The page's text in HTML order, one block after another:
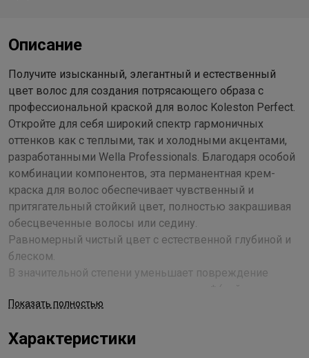
Описание
Получите изысканный, элегантный и естественный
цвет волос для создания потрясающего образа с
профессиональной краской для волос Koleston Perfect.
Откройте для себя широкий спектр гармоничных
оттенков как с теплыми, так и холодными акцентами,
разработанными Wella Professionals. Благодаря особой
комбинации компонентов, эта перманентная крем-
краска для волос обеспечивает чувственный и
притягательный стойкий цвет, полностью закрашивая
обесцвеченные волосы или седину.
Равномерный чистый цвет с естественной глубиной и
блеском.
В значительной степени уменьшает повреждение
частицы металлов, что снижает образование
формированием цвета).
Показать полностью
Характеристики